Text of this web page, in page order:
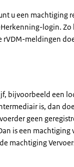
u een machtiging
login. Zo
meldingen
bijvoorbeeld een
is, dan
geen
is een machtiging
machtiging